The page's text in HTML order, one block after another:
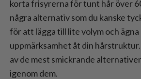
korta frisyrerna för tunt hår över
några alternativ som du kanske
för att lägga till lite volym och
uppmärksamhet åt din hårstruktur.
av de mest smickrande
igenom dem.